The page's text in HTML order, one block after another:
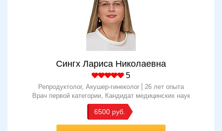
Сингх Лариса Николаевна
5
Репродуктолог, Акушер-гинеколог
26 лет опыта
Врач первой категории
Кандидат медицинских наук
6500